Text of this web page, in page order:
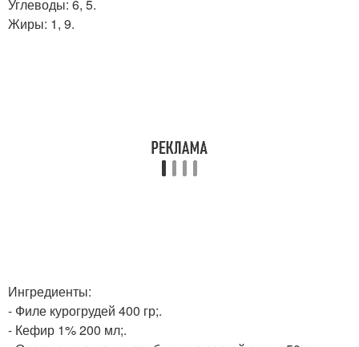
Углеводы: 6, 5.
Жиры: 1, 9.
Ингредиенты:
- Филе курогрудей 400 гр;.
- Кефир 1% 200 мл;.